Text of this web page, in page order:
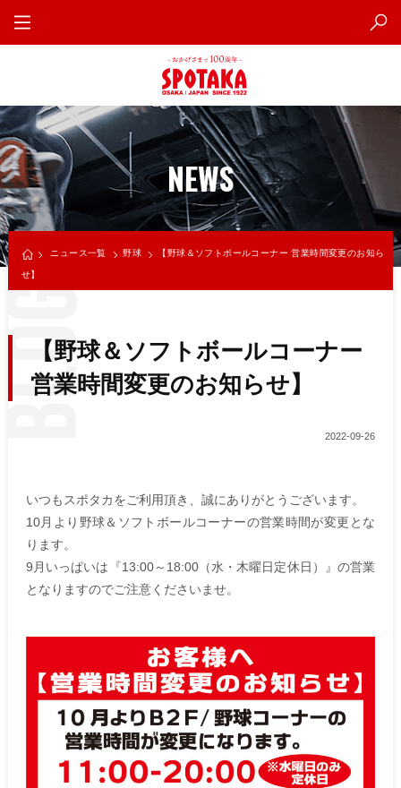
NEWS
ニュース一覧 野球 【野球＆ソフトボールコーナー 営業時間変更のお知ら
せ】
【野球＆ソフトボールコーナー
営業時間変更のお知らせ】
2022-09-26
いつもスポタカをご利用頂き、誠にありがとうございます。
10月より野球＆ソフトボールコーナーの営業時間が変更とな
ります。
9月いっぱいは『13:00～18:00（水・木曜日定休日）』の営業
となりますのでご注意くださいませ。